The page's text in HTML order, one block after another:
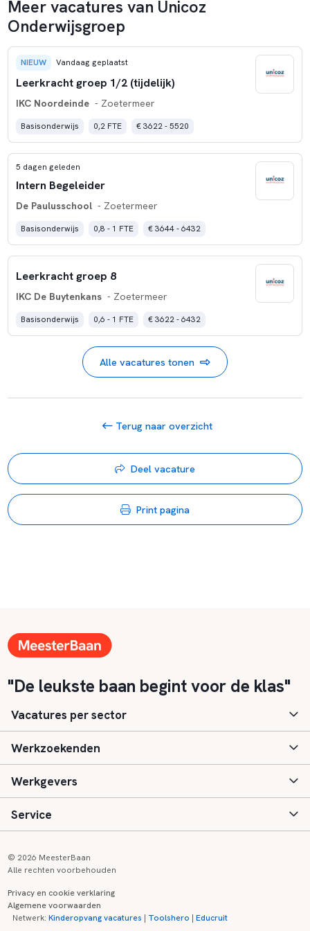
Meer vacatures van Unicoz
Onderwijsgroep
NIEUW Vandaag geplaatst
Leerkracht groep 1/2 (tijdelijk)
IKC Noordeinde - Zoetermeer
Basisonderwijs 0,2 FTE € 3622 - 5520
5 dagen geleden
Intern Begeleider
De Paulusschool - Zoetermeer
Basisonderwijs 0,8 - 1 FTE € 3644 - 6432
Leerkracht groep 8
IKC De Buytenkans - Zoetermeer
Basisonderwijs 0,6 - 1 FTE € 3622 - 6432
Alle vacatures tonen
Terug naar overzicht
Deel vacature
Print pagina
"De leukste baan begint voor de klas"
Vacatures per sector
Basisonderwijs
Speciaal (basis) onderwijs
Voortgezet onderwijs
Kinderopvang
Werkzoekenden
Aanmelden
Vacatures
Zij-instroom informatie
Werkgevers
Inloggen
Registreren
Service
Onderwijs links
© 2026 MeesterBaan
Alle rechten voorbehouden
Privacy en cookie verklaring
Algemene voorwaarden
Netwerk:Kinderopvang vacatures | Toolshero |Educruit